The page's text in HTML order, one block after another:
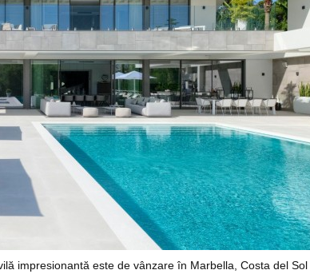
impresionantă este de vânzare în Marbella, Costa del Sol